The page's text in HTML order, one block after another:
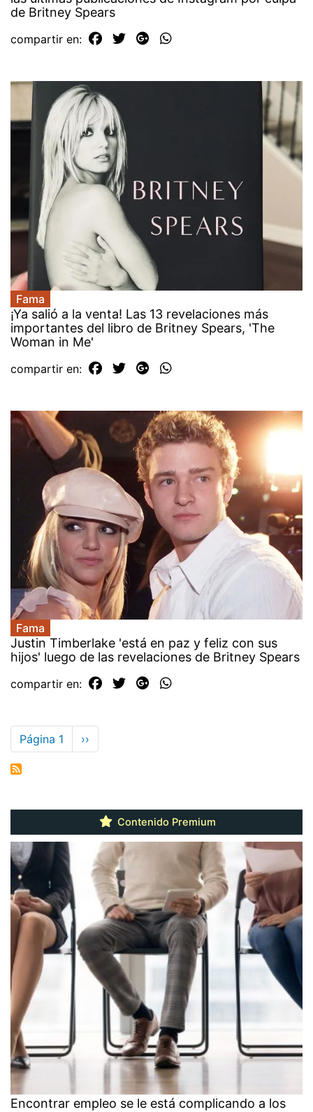
de Britney Spears
compartir en:
Fama
¡Ya salió a la venta! Las 13 revelaciones más
importantes del libro de Britney Spears, 'The
Woman in Me'
compartir en:
Fama
Justin Timberlake 'está en paz y feliz con sus
hijos' luego de las revelaciones de Britney Spears
compartir en:
Paginación
Página 1
Siguiente
página
››
Contenido Premium
Encontrar empleo se le está complicando a los